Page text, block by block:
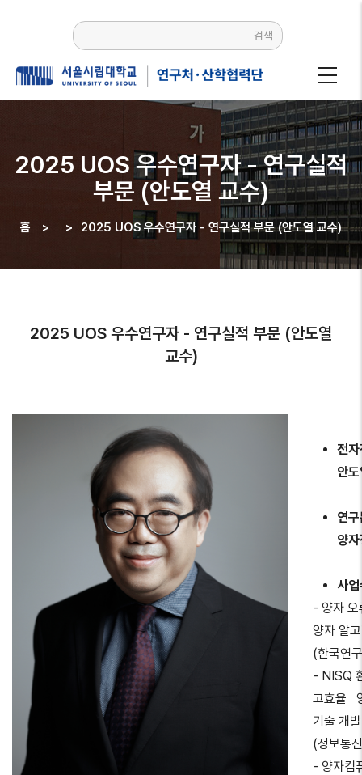
검색
2025 UOS 우수연구자 - 연구실적
부문 (안도열 교수)
경로
홈 > > 2025 UOS 우수연구자 - 연구실적 부문 (안도열 교수)
2025 UOS 우수연구자 - 연구실적 부문 (안도열
교수)
전
안
연
양
사
- 양자 오
양자 알
(한국연
- NISQ
고효율
기술 개
(정보통
- 양자컴